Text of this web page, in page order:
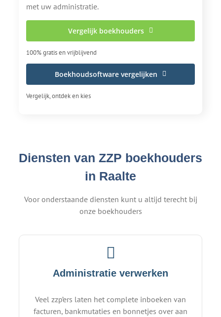
met uw administratie.
Vergelijk boekhouders
100% gratis en vrijblijvend
Boekhoudsoftware vergelijken
Vergelijk, ontdek en kies
Diensten van ZZP boekhouders
in Raalte
Voor onderstaande diensten kunt u altijd terecht bij
onze boekhouders
Administratie verwerken
Veel zzp’ers laten het complete inboeken van
facturen, bankmutaties en bonnetjes over aan